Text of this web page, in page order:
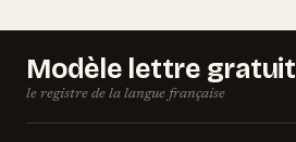
Modèle lettre gratuit
le registre de la langue française